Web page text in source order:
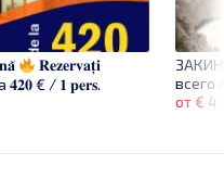
всего
от €
𝐑𝐞𝐳𝐞𝐫𝐯𝐚𝐭̦𝐢
𝟒𝟐𝟎 € / 𝟏 𝐩𝐞𝐫𝐬.